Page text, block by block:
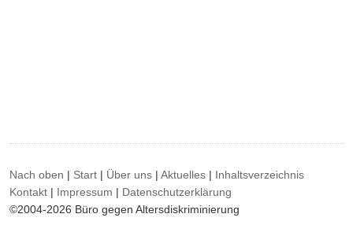
Nach oben | Start | Über uns |Aktuelles | Inhaltsverzeichnis
Kontakt | Impressum | Datenschutzerklärung
©2004-2026 Büro gegen Altersdiskriminierung